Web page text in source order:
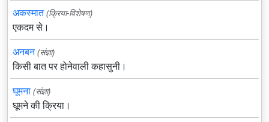
अकस्मात (क्रिया-विशेषण)
एकदम से।
अनबन (संज्ञा)
किसी बात पर होनेवाली कहासुनी।
घूमना (संज्ञा)
घूमने की क्रिया।